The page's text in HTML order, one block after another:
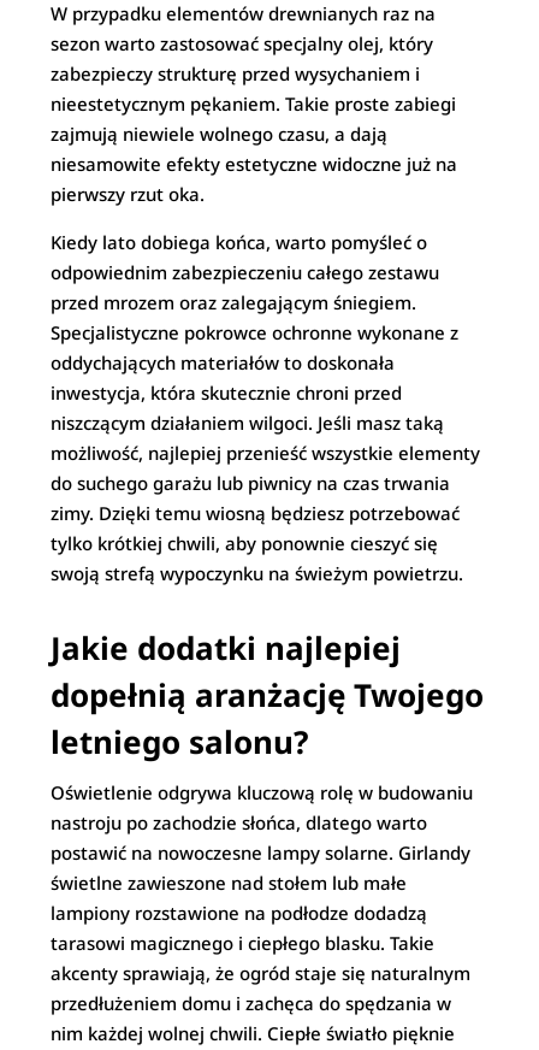
W przypadku elementów drewnianych raz na
sezon warto zastosować specjalny olej, który
zabezpieczy strukturę przed wysychaniem i
nieestetycznym pękaniem. Takie proste zabiegi
zajmują niewiele wolnego czasu, a dają
niesamowite efekty estetyczne widoczne już na
pierwszy rzut oka.
Kiedy lato dobiega końca, warto pomyśleć o
odpowiednim zabezpieczeniu całego zestawu
przed mrozem oraz zalegającym śniegiem.
Specjalistyczne pokrowce ochronne wykonane z
oddychających materiałów to doskonała
inwestycja, która skutecznie chroni przed
niszczącym działaniem wilgoci. Jeśli masz taką
możliwość, najlepiej przenieść wszystkie elementy
do suchego garażu lub piwnicy na czas trwania
zimy. Dzięki temu wiosną będziesz potrzebować
tylko krótkiej chwili, aby ponownie cieszyć się
swoją strefą wypoczynku na świeżym powietrzu.
Jakie dodatki najlepiej
dopełnią aranżację Twojego
letniego salonu?
Oświetlenie odgrywa kluczową rolę w budowaniu
nastroju po zachodzie słońca, dlatego warto
postawić na nowoczesne lampy solarne. Girlandy
świetlne zawieszone nad stołem lub małe
lampiony rozstawione na podłodze dodadzą
tarasowi magicznego i ciepłego blasku. Takie
akcenty sprawiają, że ogród staje się naturalnym
przedłużeniem domu i zachęca do spędzania w
nim każdej wolnej chwili. Ciepłe światło pięknie